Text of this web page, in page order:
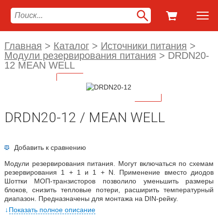
Главная > Каталог > Источники питания >
Модули резервирования питания > DRDN20-
12 MEAN WELL
DRDN20-12 / MEAN WELL
Добавить к сравнению
Модули резервирования питания. Могут включаться по схемам
резервирования 1 + 1 и 1 + N. Применение вместо диодов
Шоттки МОП-транзисторов позволило уменьшить размеры
блоков, снизить тепловые потери, расширить температурный
диапазон. Предназначены для монтажа на DIN-рейку.
Технические характеристики:
Показать полное описание